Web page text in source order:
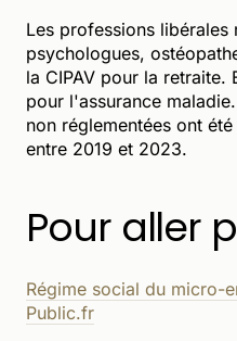
Les professions libérales
psychologues,
la CIPAV pour la retraite.
pour l'assurance
non réglementées ont
entre 2019 et 2023.
Pour aller
Régime social du micro-
Public.fr